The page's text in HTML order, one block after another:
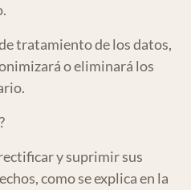
tratamiento de los datos,
o eliminará los
y suprimir sus
como se explica en la